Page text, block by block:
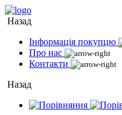
Назад
Інформація покупцю
Про нас
Контакти
Назад